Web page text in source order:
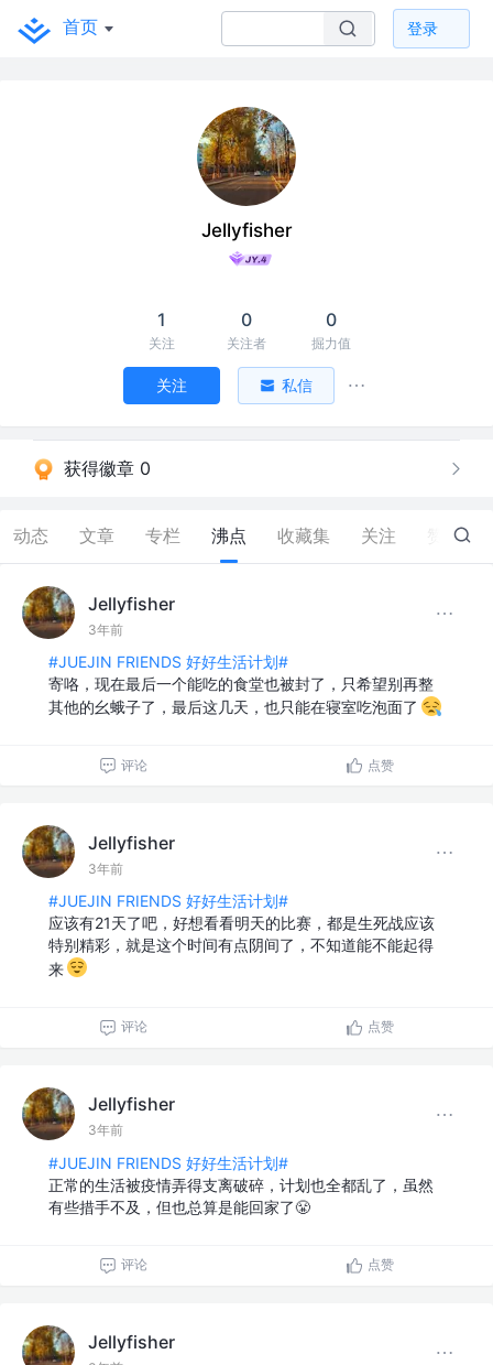
首页 登录
Jellyfisher
1
关注
0
关注者
0
掘力值
关注 私信
获得徽章 0
动态 文章 专栏 沸点 收藏集 关注 2
Jellyfisher
3年前
#JUEJIN FRIENDS 好好生活计划#
寄咯，现在最后一个能吃的食堂也被封了，只希望别再整
其他的幺蛾子了，最后这几天，也只能在寝室吃泡面了
评论 点赞
Jellyfisher
3年前
#JUEJIN FRIENDS 好好生活计划#
应该有21天了吧，好想看看明天的比赛，都是生死战应该
特别精彩，就是这个时间有点阴间了，不知道能不能起得
来
评论 点赞
Jellyfisher
3年前
#JUEJIN FRIENDS 好好生活计划#
正常的生活被疫情弄得支离破碎，计划也全都乱了，虽然
有些措手不及，但也总算是能回家了😤
评论 点赞
Jellyfisher